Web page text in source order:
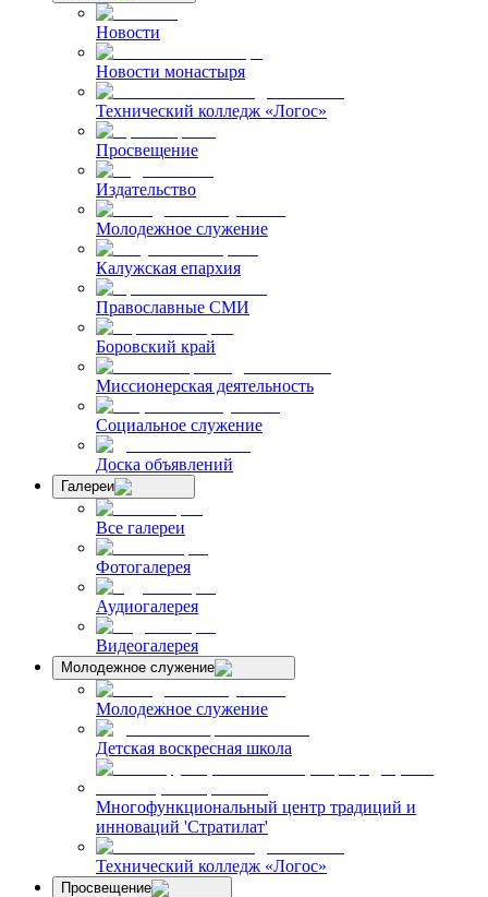
Новости
Новости монастыря
Технический колледж «Логос»
Просвещение
Издательство
Молодежное служение
Калужская епархия
Православные СМИ
Боровский край
Миссионерская деятельность
Социальное служение
Доска объявлений
Галереи
Все галереи
Фотогалерея
Аудиогалерея
Видеогалерея
Молодежное служение
Молодежное служение
Детская воскресная школа
Многофункциональный центр традиций и
инноваций 'Стратилат'
Технический колледж «Логос»
Просвещение